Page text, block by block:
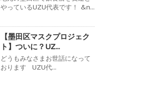
やっているUZU代表です！ &n...
【墨田区マスクプロジェク
ト】ついに？UZ...
どうもみなさまお世話になって
おります UZU代...